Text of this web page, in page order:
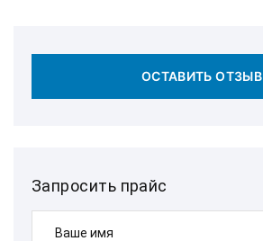
ОСТАВИТЬ ОТЗЫВ
Запросить прайс
Ваше имя